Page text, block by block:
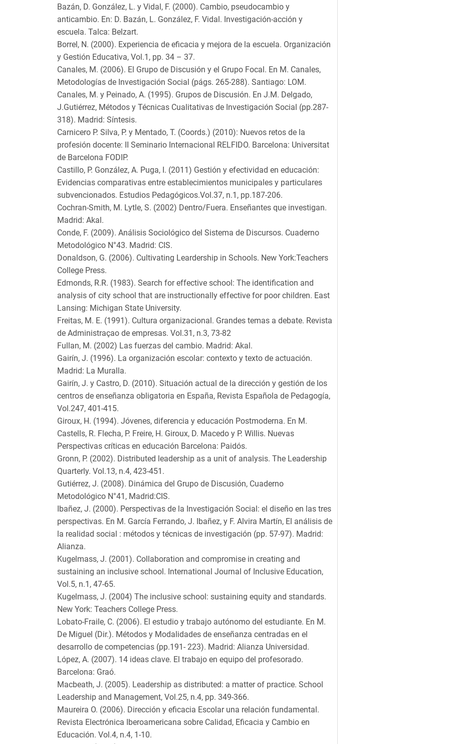
Bazán, D. González, L. y Vidal, F. (2000). Cambio, pseudocambio y
anticambio. En: D. Bazán, L. González, F. Vidal. Investigación-acción y
escuela. Talca: Belzart.
Borrel, N. (2000). Experiencia de eficacia y mejora de la escuela. Organización
y Gestión Educativa, Vol.1, pp. 34 – 37.
Canales, M. (2006). El Grupo de Discusión y el Grupo Focal. En M. Canales,
Metodologías de Investigación Social (págs. 265-288). Santiago: LOM.
Canales, M. y Peinado, A. (1995). Grupos de Discusión. En J.M. Delgado,
J.Gutiérrez, Métodos y Técnicas Cualitativas de Investigación Social (pp.287-
318). Madrid: Síntesis.
Carnicero P. Silva, P. y Mentado, T. (Coords.) (2010): Nuevos retos de la
profesión docente: II Seminario Internacional RELFIDO. Barcelona: Universitat
de Barcelona FODIP.
Castillo, P. González, A. Puga, I. (2011) Gestión y efectividad en educación:
Evidencias comparativas entre establecimientos municipales y particulares
subvencionados. Estudios Pedagógicos.Vol.37, n.1, pp.187-206.
Cochran-Smith, M. Lytle, S. (2002) Dentro/Fuera. Enseñantes que investigan.
Madrid: Akal.
Conde, F. (2009). Análisis Sociológico del Sistema de Discursos. Cuaderno
Metodológico N°43. Madrid: CIS.
Donaldson, G. (2006). Cultivating Leardership in Schools. New York:Teachers
College Press.
Edmonds, R.R. (1983). Search for effective school: The identification and
analysis of city school that are instructionally effective for poor children. East
Lansing: Michigan State University.
Freitas, M. E. (1991). Cultura organizacional. Grandes temas a debate. Revista
de Administraçao de empresas. Vol.31, n.3, 73-82
Fullan, M. (2002) Las fuerzas del cambio. Madrid: Akal.
Gairín, J. (1996). La organización escolar: contexto y texto de actuación.
Madrid: La Muralla.
Gairín, J. y Castro, D. (2010). Situación actual de la dirección y gestión de los
centros de enseñanza obligatoria en España, Revista Española de Pedagogía,
Vol.247, 401-415.
Giroux, H. (1994). Jóvenes, diferencia y educación Postmoderna. En M.
Castells, R. Flecha, P. Freire, H. Giroux, D. Macedo y P. Willis. Nuevas
Perspectivas críticas en educación Barcelona: Paidós.
Gronn, P. (2002). Distributed leadership as a unit of analysis. The Leadership
Quarterly. Vol.13, n.4, 423-451.
Gutiérrez, J. (2008). Dinámica del Grupo de Discusión, Cuaderno
Metodológico N°41, Madrid:CIS.
Ibañez, J. (2000). Perspectivas de la Investigación Social: el diseño en las tres
perspectivas. En M. García Ferrando, J. Ibañez, y F. Alvira Martín, El análisis de
la realidad social : métodos y técnicas de investigación (pp. 57-97). Madrid:
Alianza.
Kugelmass, J. (2001). Collaboration and compromise in creating and
sustaining an inclusive school. International Journal of Inclusive Education,
Vol.5, n.1, 47-65.
Kugelmass, J. (2004) The inclusive school: sustaining equity and standards.
New York: Teachers College Press.
Lobato-Fraile, C. (2006). El estudio y trabajo autónomo del estudiante. En M.
De Miguel (Dir.). Métodos y Modalidades de enseñanza centradas en el
desarrollo de competencias (pp.191- 223). Madrid: Alianza Universidad.
López, A. (2007). 14 ideas clave. El trabajo en equipo del profesorado.
Barcelona: Graó.
Macbeath, J. (2005). Leadership as distributed: a matter of practice. School
Leadership and Management, Vol.25, n.4, pp. 349-366.
Maureira O. (2006). Dirección y eficacia Escolar una relación fundamental.
Revista Electrónica Iberoamericana sobre Calidad, Eficacia y Cambio en
Educación. Vol.4, n.4, 1-10.